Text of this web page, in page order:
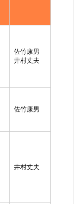
佐竹康男
井村丈夫
佐竹康男
井村丈夫